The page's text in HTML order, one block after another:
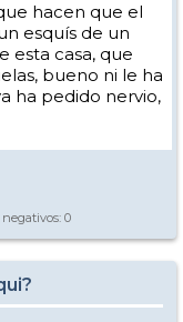
hacen que el
esquís de un
esta casa, que
bueno ni le ha
ha pedido nervio,
negativos: 0